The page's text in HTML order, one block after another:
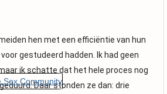
hen met een efficiëntie van hun
gestudeerd hadden. Ik had geen
ik schatte dat het hele proces nog
Daar stonden ze dan: drie